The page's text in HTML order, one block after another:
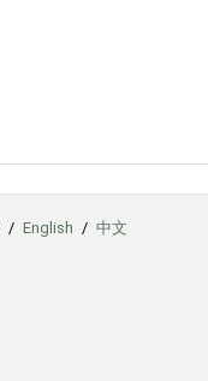
/ English / 中文